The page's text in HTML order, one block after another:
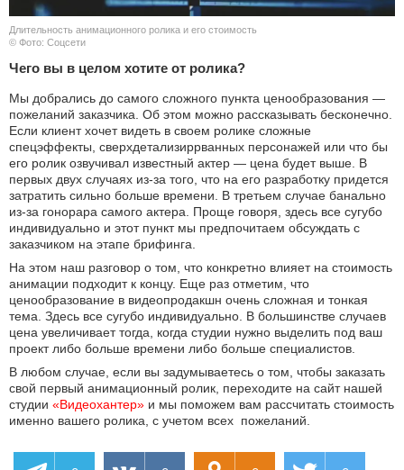
Длительность анимационного ролика и его стоимость
© Фото: Соцсети
Чего вы в целом хотите от ролика?
Мы добрались до самого сложного пункта ценообразования —
пожеланий заказчика. Об этом можно рассказывать бесконечно.
Если клиент хочет видеть в своем ролике сложные
спецэффекты, сверхдетализиррванных персонажей или что бы
его ролик озвучивал известный актер — цена будет выше. В
первых двух случаях из-за того, что на его разработку придется
затратить сильно больше времени. В третьем случае банально
из-за гонорара самого актера. Проще говоря, здесь все сугубо
индивидуально и этот пункт мы предпочитаем обсуждать с
заказчиком на этапе брифинга.
На этом наш разговор о том, что конкретно влияет на стоимость
анимации подходит к концу. Еще раз отметим, что
ценообразование в видеопродакшн очень сложная и тонкая
тема. Здесь все сугубо индивидуально. В большинстве случаев
цена увеличивает тогда, когда студии нужно выделить под ваш
проект либо больше времени либо больше специалистов.
В любом случае, если вы задумываетесь о том, чтобы заказать
свой первый анимационный ролик, переходите на сайт нашей
студии «Видеохантер» и мы поможем вам рассчитать стоимость
именно вашего ролика, с учетом всех пожеланий.